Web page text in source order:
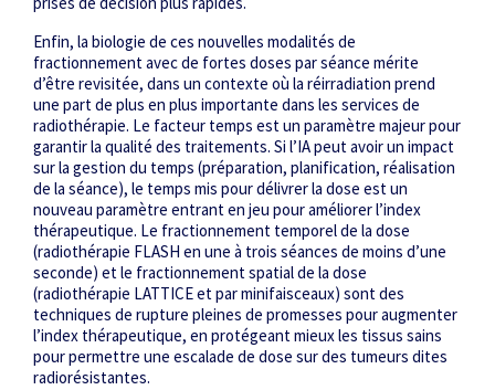
Enfin, la biologie de ces nouvelles modalités de
fractionnement avec de fortes doses par séance mérite
d’être revisitée, dans un contexte où la réirradiation prend
une part de plus en plus importante dans les services de
radiothérapie. Le facteur temps est un paramètre majeur pour
garantir la qualité des traitements. Si l’IA peut avoir un impact
sur la gestion du temps (préparation, planification, réalisation
de la séance), le temps mis pour délivrer la dose est un
nouveau paramètre entrant en jeu pour améliorer l’index
thérapeutique. Le fractionnement temporel de la dose
(radiothérapie FLASH en une à trois séances de moins d’une
seconde) et le fractionnement spatial de la dose
(radiothérapie LATTICE et par minifaisceaux) sont des
techniques de rupture pleines de promesses pour augmenter
l’index thérapeutique, en protégeant mieux les tissus sains
pour permettre une escalade de dose sur des tumeurs dites
radiorésistantes.